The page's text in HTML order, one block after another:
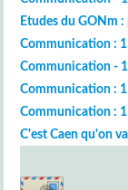
Etudes du GONm
Communication :
Communication -
Communication :
Communication :
C'est Caen qu'on